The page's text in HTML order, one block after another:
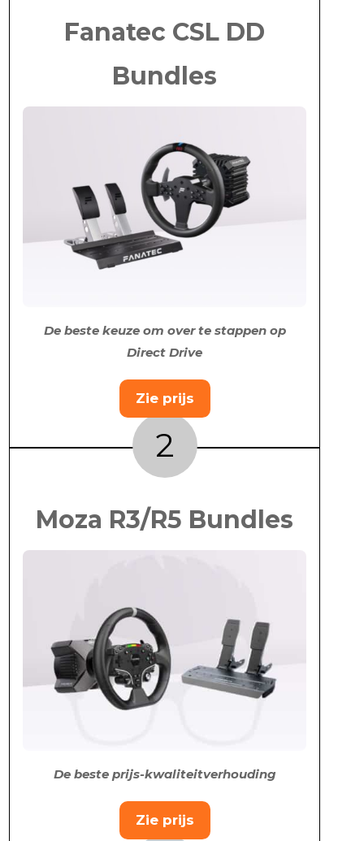
Fanatec CSL DD
Bundles
De beste keuze om over te stappen op
Direct Drive
Zie prijs
2
Moza R3/R5 Bundles
De beste prijs-kwaliteitverhouding
Zie prijs